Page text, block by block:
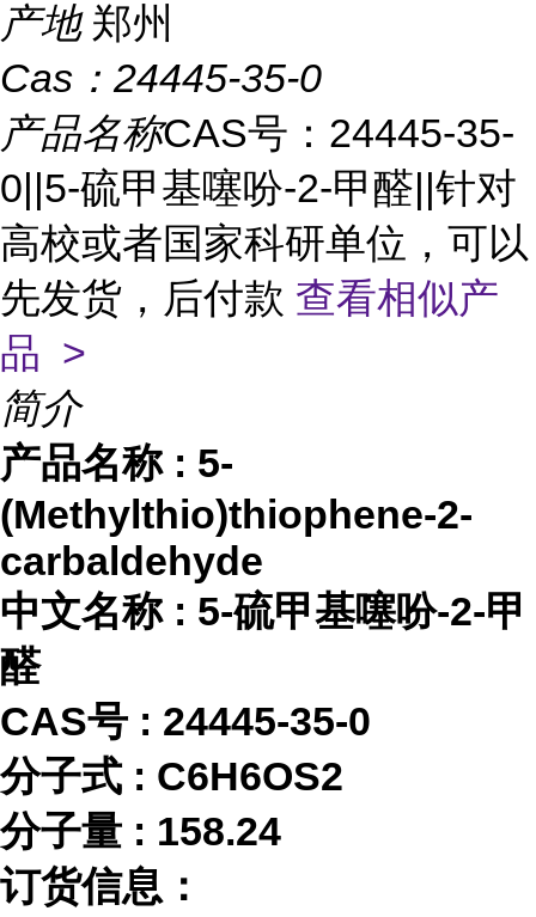
产地 郑州
Cas： 24445-35-0
产品名称CAS号：24445-35-
0||5-硫甲基噻吩-2-甲醛||针对
高校或者国家科研单位，可以
先发货，后付款 查看相似产
品 >
简介
产品名称 : 5-
(Methylthio)thiophene-2-
carbaldehyde
中文名称 : 5-硫甲基噻吩-2-甲
醛
CAS号 : 24445-35-0
分子式 : C6H6OS2
分子量 : 158.24
订货信息：